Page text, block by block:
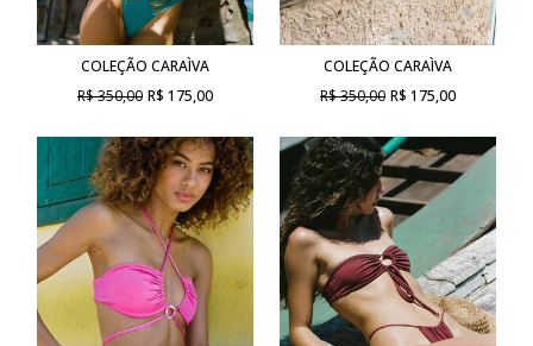
COLEÇÃO CARAÌVA
R$ 350,00 R$ 175,00
COLEÇÃO CARAÌVA
R$ 350,00 R$ 175,00